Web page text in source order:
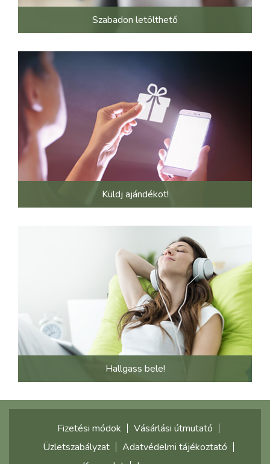
Szabadon letölthető
Küldj ajándékot!
Hallgass bele!
Fizetési módok
Vásárlási útmutató
Üzletszabályzat
Adatvédelmi tájékoztató